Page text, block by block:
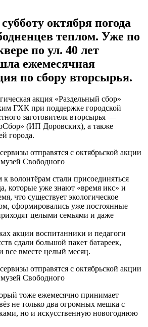
октября погода
теплом. Уже по
по ул. 40 лет
ежемесячная
по сбору вторсырья.
акция «Раздельный сбор»
ГХК при поддержке городской
заготовителя вторсырья —
(ИП Доровских), а также
города.
к волонтёрам стали присоединяться
которые уже знают «время икс» и
что существует экологическое
сформировались уже постоянные
целыми семьями и даже
акции воспитанники и педагоги
сдали большой пакет батареек,
все вместе целый месяц.
тоже ежемесячно принимает
не только два огромных мешка с
но и искусственную новогоднюю